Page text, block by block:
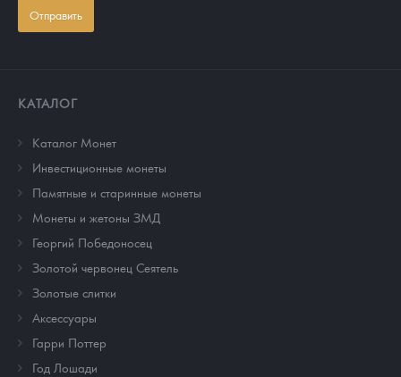
Отправить
КАТАЛОГ
Каталог Монет
Инвестиционные монеты
Памятные и старинные монеты
Монеты и жетоны ЗМД
Георгий Победоносец
Золотой червонец Сеятель
Золотые слитки
Аксессуары
Гарри Поттер
Год Лошади